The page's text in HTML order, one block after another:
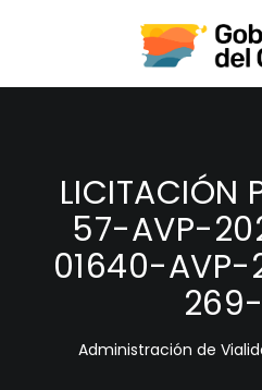
HOME
LICITACIÓN
57-AVP-
01640-
Administración de